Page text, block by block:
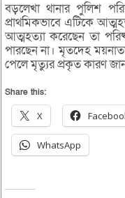
বড়লেখা থানার পুলিশ
প্রাথমিকভাবে এটিকে
আত্মহত্যা করেছেন তা
পারছেন না। মৃতদেহ
পেলে মৃত্যুর প্রকৃত কারণ
Share this:
X
WhatsApp